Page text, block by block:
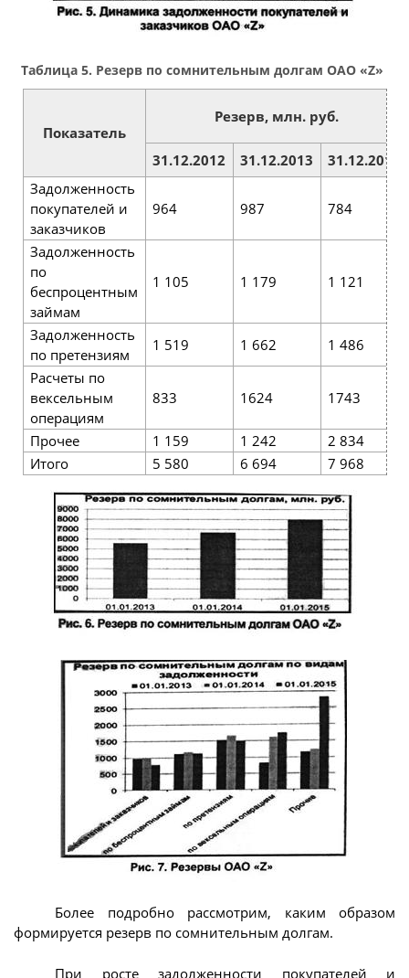
Таблица 5. Резерв по сомнительным долгам ОАО «Z»
Показатель
Резерв, млн. руб.
31.12.2012 31.12.2013
31.12.2014
Задолженность
покупателей и
заказчиков
964 987 784
Задолженность
по
беспроцентным
займам
1 105 1 179 1 121
Задолженность
по претензиям
1 519 1 662
1 486
Расчеты по
вексельным
операциям
833 1624 1743
Прочее 1 159 1 242
2 834
Итого
5 580 6 694 7 968
Более подробно рассмотрим, каким образом
формируется резерв по сомнительным долгам.
При росте задолженности покупателей и